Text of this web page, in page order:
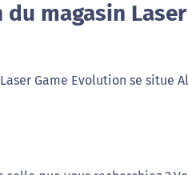
magasin
Game Evolution se situe